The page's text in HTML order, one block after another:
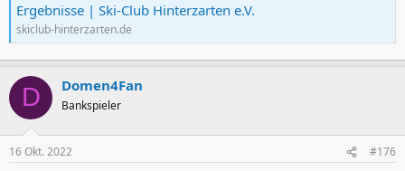
Ergebnisse | Ski-Club Hinterzarten e.V.
skiclub-hinterzarten.de
D Domen4Fan
Bankspieler
16 Okt. 2022 #176